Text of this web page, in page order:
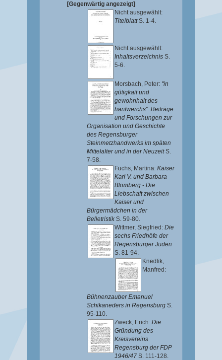
[Gegenwärtig angezeigt]
Nicht ausgewählt:
TitelblattS. 1-4.
Nicht ausgewählt:
Inhaltsverzeichnis S.
5-6.
Morsbach, Peter: "in
gütigkait und
gewohnhait des
hantwerchs". Beiträge
und Forschungen zur
Organisation und Geschichte
des Regensburger
Steinmetzhandwerks im späten
Mittelalter und in der NeuzeitS.
7-58.
Fuchs, Martina: Kaiser
Karl V. und Barbara
Blomberg - Die
Liebschaft zwischen
Kaiser und
Bürgermädchen in der
Belletristik S. 59-80.
Wittmer, Siegfried : Die
sechs Friedhöfe der
Regensburger Juden
S. 81-94.
Knedlik,
Manfred :
Bühnenzauber Emanuel
Schikaneders in Regensburg S.
95-110.
Zweck, Erich: Die
Gründung des
Kreisvereins
Regensburg der FDP
1946/47 S. 111-128.